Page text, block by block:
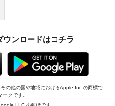
ンロードはコチラ
の他の国や地域におけるApple Inc.の商標で
クです。
LLC の商標です。